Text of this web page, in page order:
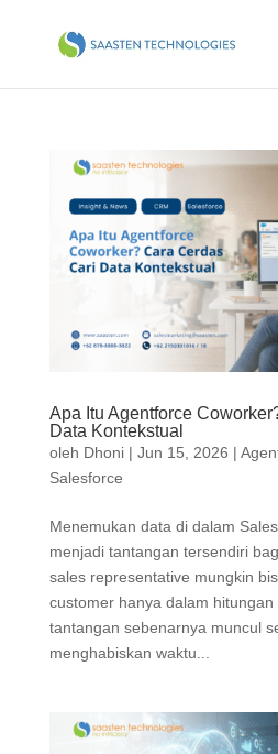
Apa Itu Agentforce
Data Kontekstual
oleh Dhoni| Jun 15, 2026 |
Salesforce
Menemukan data di dalam
menjadi tantangan tersendiri
sales representative mungkin
customer hanya dalam hitungan
tantangan sebenarnya muncul
menghabiskan waktu...